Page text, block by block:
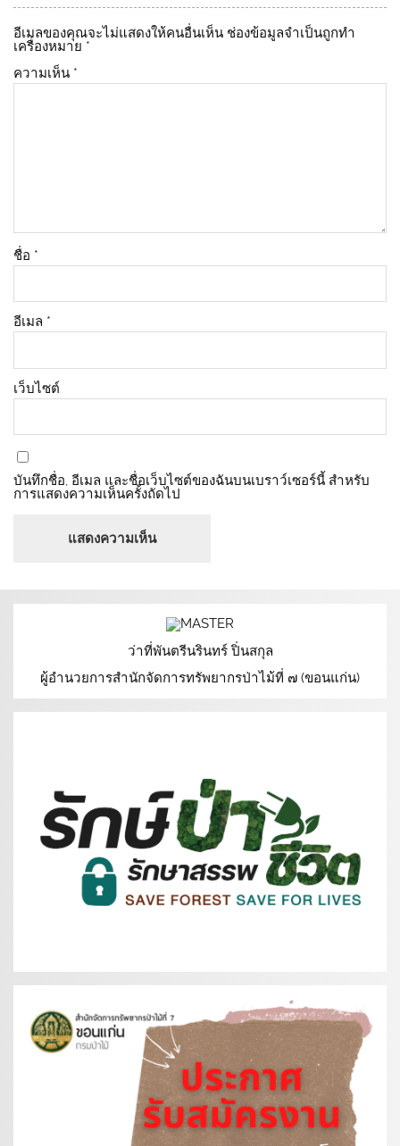
อีเมลของคุณจะไม่แสดงให้คนอื่นเห็น ช่องข้อมูลจำเป็นถูกทำ
เครื่องหมาย *
ความเห็น *
ชื่อ *
อีเมล *
เว็บไซต์
บันทึกชื่อ, อีเมล และชื่อเว็บไซต์ของฉันบนเบราว์เซอร์นี้ สำหรับ
การแสดงความเห็นครั้งถัดไป
ว่าที่พันตรีนรินทร์ ปิ่นสกุล
ผู้อำนวยการสำนักจัดการทรัพยากรป่าไม้ที่ ๗ (ขอนแก่น)